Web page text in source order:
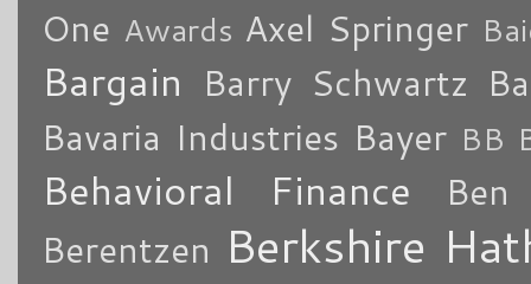
One Awards Axel Springer
Bargain Barry Schwartz
Bavaria Industries Bayer BB
Behavioral Finance
Berentzen Berkshire